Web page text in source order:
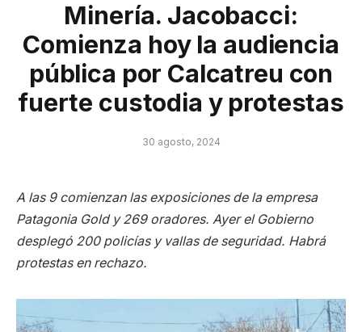
Minería. Jacobacci:
Comienza hoy la audiencia
pública por Calcatreu con
fuerte custodia y protestas
30 agosto, 2024
A las 9 comienzan las exposiciones de la empresa
Patagonia Gold y 269 oradores. Ayer el Gobierno
desplegó 200 policías y vallas de seguridad. Habrá
protestas en rechazo.